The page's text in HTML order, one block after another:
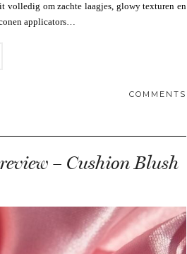
volledig om zachte laagjes, glowy texturen en
applicators…
COMMENTS
– Cushion Blush